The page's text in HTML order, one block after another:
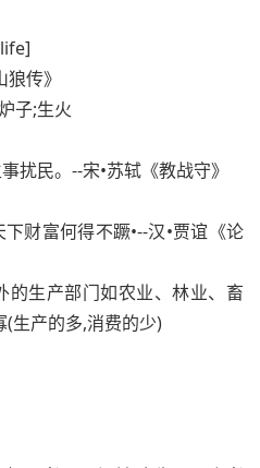
传》
子;生火
扰民。--宋•苏轼《教战守》
财富何得不蹶•--汉•贾谊《论
的生产部门如农业、林业、畜
生产的多,消费的少)